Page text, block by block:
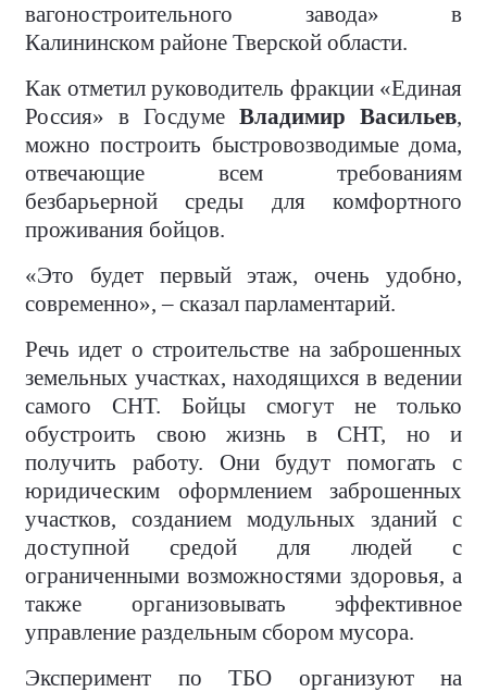
вагоностроительного завода» в
Калининском районе Тверской области.
Как отметил руководитель фракции «Единая
Россия» в Госдуме Владимир Васильев,
можно построить быстровозводимые дома,
отвечающие всем требованиям
безбарьерной среды для комфортного
проживания бойцов.
«Это будет первый этаж, очень удобно,
современно», – сказал парламентарий.
Речь идет о строительстве на заброшенных
земельных участках, находящихся в ведении
самого СНТ. Бойцы смогут не только
обустроить свою жизнь в СНТ, но и
получить работу. Они будут помогать с
юридическим оформлением заброшенных
участков, созданием модульных зданий с
доступной средой для людей с
ограниченными возможностями здоровья, а
также организовывать эффективное
управление раздельным сбором мусора.
Эксперимент по ТБО организуют на